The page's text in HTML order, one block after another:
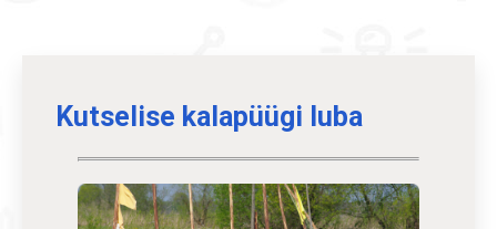
Kutselise kalapüügi luba